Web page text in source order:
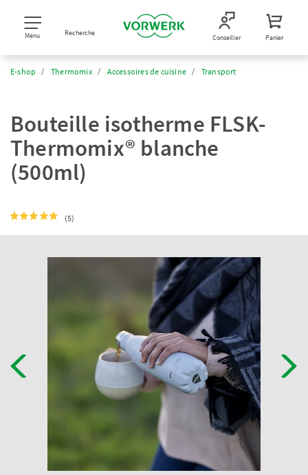
Menu Recherche Conseiller Panier
E-shop Thermomix Accessoires de cuisine Transport
Bouteille isotherme FLSK-
Thermomix® blanche
(500ml)
(5)